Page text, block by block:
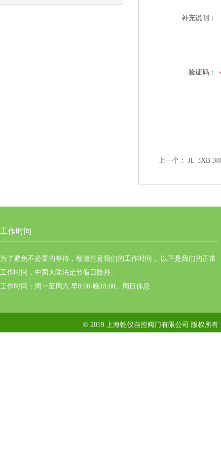
补充说明：
验证码：
上一个： JL-3XB-
工作时间
为了避免不必要的等待，敬请注意我们的工作时间 。以下是我们的正常
工作时间，中国大陆法定节假日除外。
工作时间：周一至周六 早8:00-晚18:00。周日休息
© 2019 上海乾仪自控阀门有限公司 版权所有